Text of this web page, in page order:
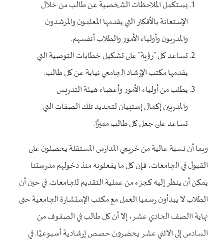
يستكمل الملاحظات الشخصية عن طالب من خلال
الإستعانة بالأفكار التي يقدمها المعلمون والمرشدون
والمدربون وأولياء الأمور والطلاب أنفسهم.
تساعد كل "رؤية" على تشكيل خطابات التوصية التي
يقدمها مكتب الإرشاد الجامعي نيابة عن كل طالب.
يطلب من أولياء الأمور وأعضاء هيئة التدريس
والمدربين إكمال إستبيان لتحديد تلك الصفات التي
تساعد على جعل كل طالب مميزًا.
وبما أن نسبة عالية من خريجي المدارس المستقلة يحصلون على
القبول في الجامعات، فإن كل ما يفعلونه منذ دخولهم مدرستنا
يمكن أن ينظر إليه كجزء من عملية التقديم للجامعات. في حين أن
الطلاب لا يبدأون رسميا العمل مع مكتب الإستشارة الجامعية حتى
نهاية االصف الحادي عشر، إلا أن كل طالب في الصفوف من
السادس إلى الاثني عشر يحضرون حصص إرشادية أسبوعيًا. في